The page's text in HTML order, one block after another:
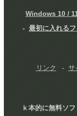
Windows 10 /
最初に入れる
リンク サ
ｋ本的に無料ソ